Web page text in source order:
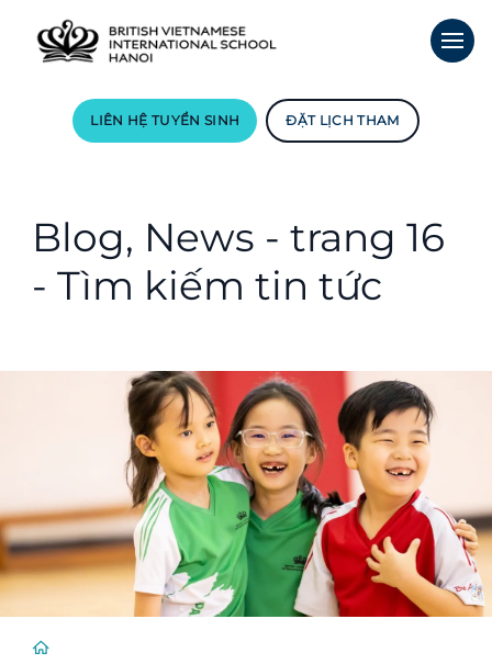
LIÊN HỆ TUYỂN SINH ĐẶT LỊCH THAM
Blog, News - trang 16
- Tìm kiếm tin tức